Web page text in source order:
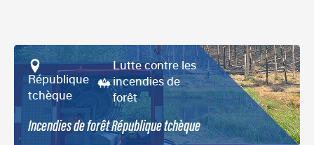
République
tchèque
Lutte contre les
incendies de
forêt
Incendies de forêt République tchèque